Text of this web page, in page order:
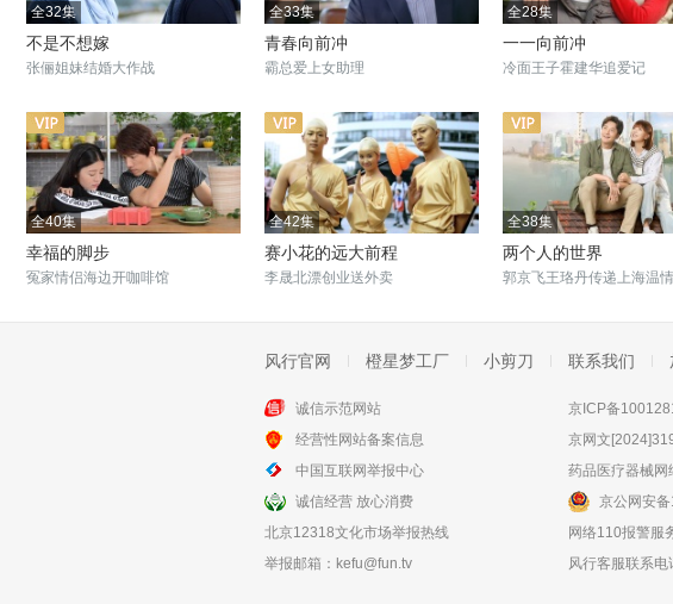
全32集
不是不想嫁
张俪姐妹结婚大作战
全33集
青春向前冲
霸总爱上女助理
全28集
一一向前冲
冷面王子霍建华追爱记
全40集
幸福的脚步
冤家情侣海边开咖啡馆
全42集
赛小花的远大前程
李晟北漂创业送外卖
全38集
两个人的世界
郭京飞王珞丹传递上海温情
全34集
寻找北极光
风行官网 橙星梦工厂 小剪刀 联系我们
诚信示范网站
经营性网站备案信息
中国互联网举报中心
诚信经营 放心消费
北京12318文化市场举报热线
举报邮箱： kefu@fun.tv
京ICP备
京网文
药品医疗器械网
京公网安
网络110报警服
风行客服联系